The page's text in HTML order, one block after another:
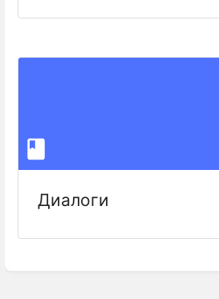
Диалоги